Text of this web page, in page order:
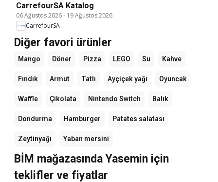
CarrefourSA Katalog
06 Ağustos 2026- 19 Ağustos 2026
CarrefourSA
Diğer favori ürünler
Mango Döner Pizza LEGO Su Kahve
Fındık Armut Tatlı Ayçiçek yağı Oyuncak
Waffle Çikolata Nintendo Switch Balık
Dondurma Hamburger Patates salatası
Zeytinyağı Yaban mersini
BİM mağazasında Yasemin için
teklifler ve fiyatlar